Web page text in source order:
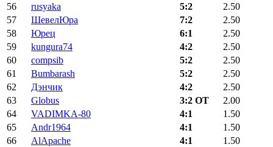
56 rusyaka 5:2
2.50
57
ШевелЮра 7:2
2.50
58
Юрец 6:1
2.50
59
kungura74 4:2
2.50
60
compsib 5:2
2.50
61
Bumbarash 5:2
2.50
62
Дэнчик 4:2
2.50
63
Globus 3:2 ОТ
2.00
64
VADIMKA-80 4:1
1.50
65
Andr1964 4:1
1.50
66
AlApache 4:1
1.50